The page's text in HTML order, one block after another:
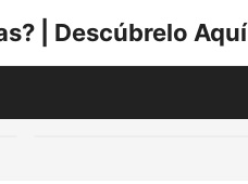
| Descúbrelo Aquí